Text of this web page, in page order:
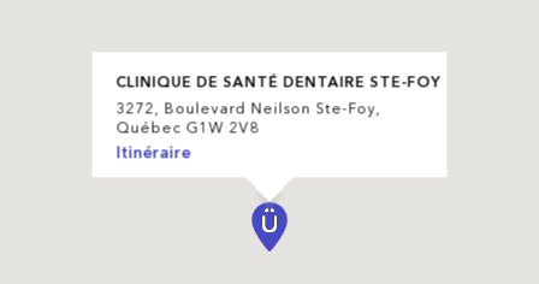
CLINIQUE DE SANTÉ DENTAIRE STE-FOY
3272, Boulevard Neilson Ste-Foy,
Québec G1W 2V8
Itinéraire